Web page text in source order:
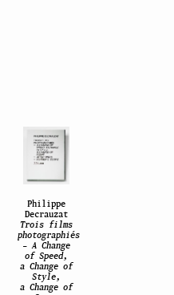
Philippe
Decrauzat
Trois films
photographiés
– A Change
of Speed,
a Change of
Style,
a Change of